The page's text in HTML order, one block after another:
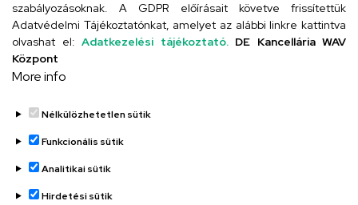
UD telefonkönyv
Adatvédelem
szabályozásoknak. A GDPR előírásait követve frissítettük
Adatvédelmi Tájékoztatónkat, amelyet az alábbi linkre kattintva
olvashat el: Adatkezelési tájékoztató. DE Kancellária WAV
Központ
More info
Nélkülözhetetlen sütik
Funkcionális sütik
Analitikai sütik
Hirdetési sütik